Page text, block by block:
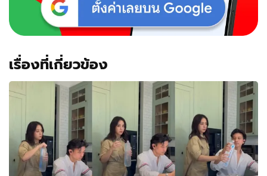
เรื่องที่เกี่ยวข้อง